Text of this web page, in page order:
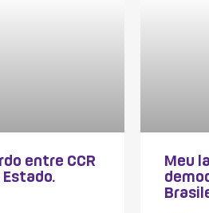
entre CCR
Meu